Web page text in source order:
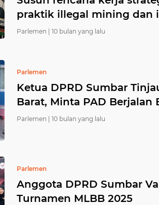
praktik illegal mining dan
Parlemen | 10 bulan yang lalu
Parlemen
Ketua DPRD Sumbar
Barat, Minta PAD Berjalan
Parlemen | 10 bulan yang lalu
Parlemen
Anggota DPRD Sumbar
Turnamen MLBB 2025